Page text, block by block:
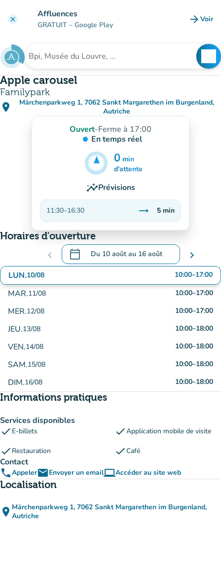
clear Affluences
GRATUIT – Google Play arrow_forward Voir
Rechercher un établissement
Apple carousel
Familypark
place
Märchenparkweg 1, 7062 Sankt Margarethen im Burgenland,
Autriche
(ouvrir dans Google Maps)
(nouvel onglet)
Ouvert-Ferme à 17:00
En temps réel
0 min
5min
d'attente
insightsPrévisions
11:30–16:30 trending_flat
Stable
5 min
Horaires d'ouverture
chevron_left calendar_today Du 10 aoûtau 16 août
.Ouvrir le calendrier pour changer de
chevron_right
LUN.10/08 10:00–17:00
MAR.11/08 10:00–17:00
MER.12/08 10:00–17:00
JEU.13/08 10:00–18:00
VEN.14/08 10:00–18:00
SAM.15/08 10:00–18:00
DIM.16/08 10:00–18:00
Informations pratiques
Services disponibles
check E-billets checkApplication mobile de visite
check Restauration checkCafé
Contact
phoneAppeleremailEnvoyer un emailcomputerAccéder au site web
(nouvel onglet)
Localisation
place Märchenparkweg 1, 7062 Sankt Margarethen im Burgenland,
Autriche